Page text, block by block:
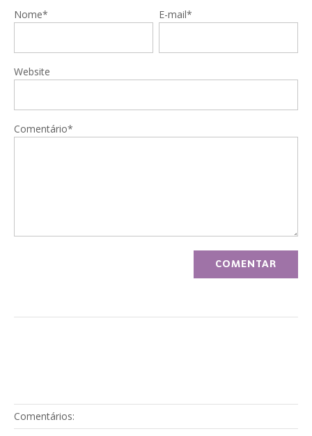
Nome* E-mail*
Website
Comentário*
Comentários: